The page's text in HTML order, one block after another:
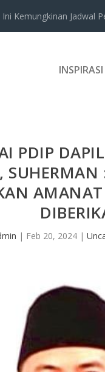
Kemungkinan Jadwal
INSPIRASI
PDIP
| Feb 20, 2024|